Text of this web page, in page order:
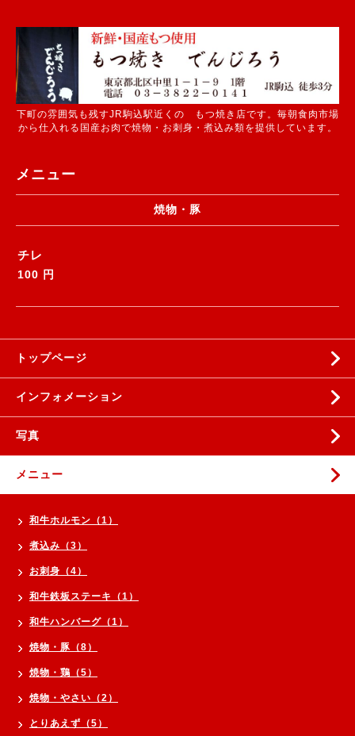
下町の雰囲気も残すJR駒込駅近くの もつ焼き店です。毎朝食肉市場
から仕入れる国産お肉で焼物・お刺身・煮込み類を提供しています。
メニュー
焼物・豚
チレ
100 円
トップページ
インフォメーション
写真
メニュー
和牛ホルモン（1）
煮込み（3）
お刺身（4）
和牛鉄板ステーキ（1）
和牛ハンバーグ（1）
焼物・豚（8）
焼物・鶏（5）
焼物・やさい（2）
とりあえず（5）